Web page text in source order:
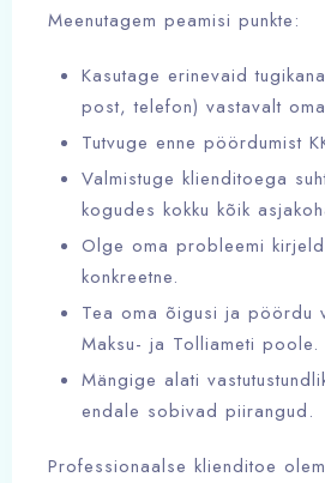
Meenutagem peamisi punkte:
Kasutage erinevaid
post, telefon) vastavalt
Tutvuge enne pöördumist
Valmistuge klienditoega
kogudes kokku kõik
Olge oma probleemi
konkreetne.
Tea oma õigusi ja pöördu
Maksu- ja Tolliameti poole.
Mängige alati
endale sobivad piirangud.
Professionaalse klienditoe